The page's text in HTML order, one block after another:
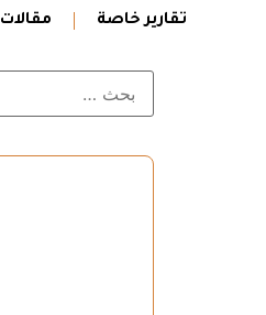
تقارير خاصة مقالات